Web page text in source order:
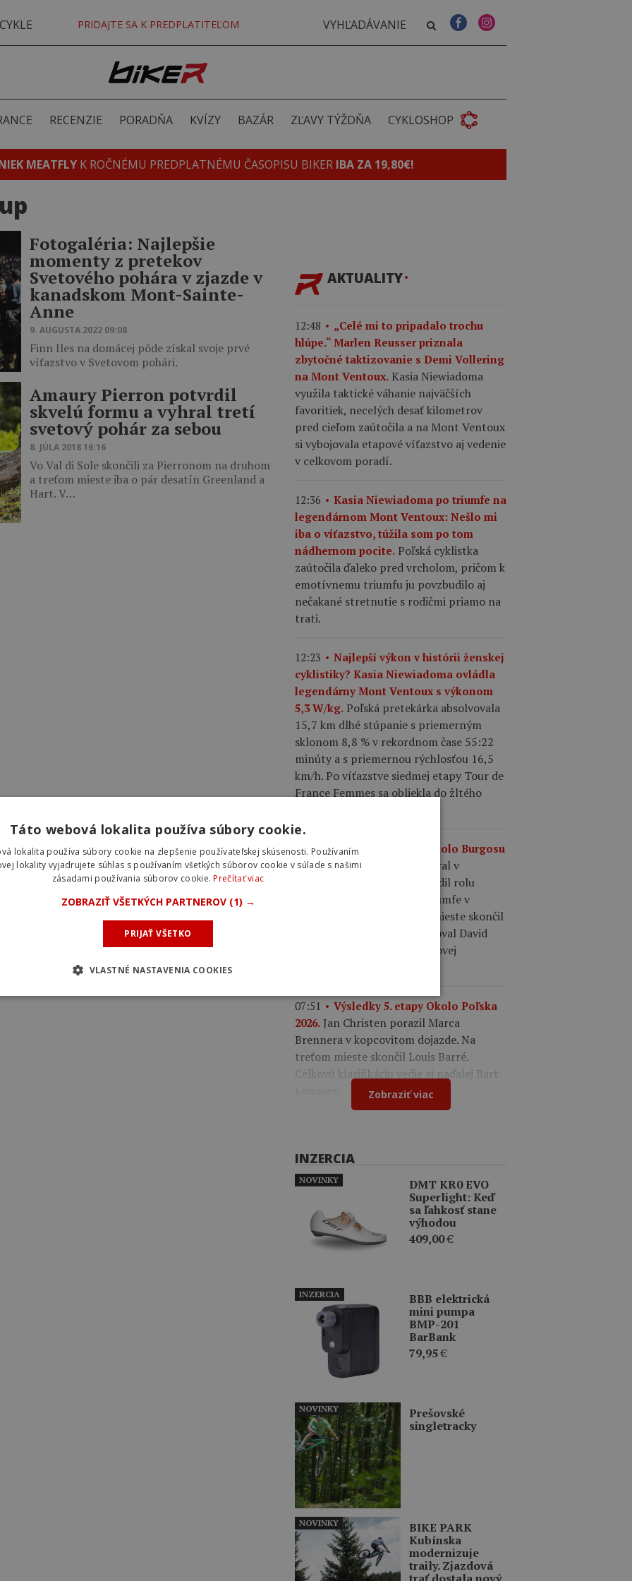
PRIDAJTE SA K PREDPLATITEĽOM
RECENZIE PORADŇA KVÍZY BAZÁR ZĽAVY TÝŽDŇA CYKLOSHOP
MEATFLY K ROČNÉMU PREDPLATNÉMU ČASOPISU BIKER IBA ZA 19,80€!
Fotogaléria: Najlepšie
momenty z pretekov
Svetového pohára v zjazde v
kanadskom Mont-Sainte-
Anne
9. AUGUSTA 2022 09:08
Finn Iles na domácej pôde získal svoje prvé
víťazstvo v Svetovom pohári.
Amaury Pierron potvrdil
skvelú formu a vyhral tretí
svetový pohár za sebou
8. JÚLA 2018 16:16
Vo Val di Sole skončili za Pierronom na druhom
a treťom mieste iba o pár desatín Greenland a
Hart. V…
AKTUALITY
12:48
„Celé mi to pripadalo trochu
hlúpe.“ Marlen Reusser priznala
zbytočné taktizovanie s Demi Vollering
na Mont Ventoux. Kasia Niewiadoma
využila taktické váhanie najväčších
favoritiek, necelých desať kilometrov
pred cieľom zaútočila a na Mont Ventoux
si vybojovala etapové víťazstvo aj vedenie
v celkovom poradí.
12:36
Kasia Niewiadoma po triumfe na
legendárnom Mont Ventoux: Nešlo mi
iba o víťazstvo, túžila som po tom
nádhernom pocite. Poľská cyklistka
zaútočila ďaleko pred vrcholom, pričom k
emotívnemu triumfu ju povzbudilo aj
nečakané stretnutie s rodičmi priamo na
trati.
12:23
Najlepší výkon v histórii ženskej
cyklistiky? Kasia Niewiadoma ovládla
legendárny Mont Ventoux s výkonom
5,3 W/kg. Poľská pretekárka absolvovala
15,7 km dlhé stúpanie s priemerným
sklonom 8,8 % v rekordnom čase 55:22
minúty a s priemernou rýchlosťou 16,5
km/h. Po víťazstve siedmej etapy Tour de
France Femmes sa obliekla do žltého
08:00
Výsledky 4. etapy Okolo Burgosu
2026. Matthew Brennan vyhral v
hromadnom šprinte a potvrdil rolu
najlepšieho šprintéra po triumfe v
úvodnej etape. Na druhom mieste skončil
Laurence Pithie a tretí finišoval David
González. V drese lídra celkovej
07:51
Výsledky 5. etapy Okolo Poľska
2026. Jan Christen porazil Marca
Brennera v kopcovitom dojazde. Na
treťom mieste skončil Louis Barré.
Celkovú klasifikáciu vedie aj naďalej Bart
Zobraziť viac
INZERCIA
DMT KR0 EVO
Superlight: Keď
sa ľahkosť stane
výhodou
409,00€
NOVINKY
BBB elektrická
mini pumpa
BMP-201
BarBank
79,95€
INZERCIA
Prešovské
singletracky
NOVINKY
BIKE PARK
Kubínska
modernizuje
traily. Zjazdová
NOVINKY
Táto webová lokalita používa súbory cookie.
lokalita používa súbory cookie na zlepšenie používateľskej skúsenosti. Používaním
lokality vyjadrujete súhlas s používaním všetkých súborov cookie v súlade s našimi
zásadami používania súborov cookie.Prečítať viac
ZOBRAZIŤ VŠETKÝCH PARTNEROV (1) →
PRIJAŤ VŠETKO
VLASTNÉ NASTAVENIA COOKIES